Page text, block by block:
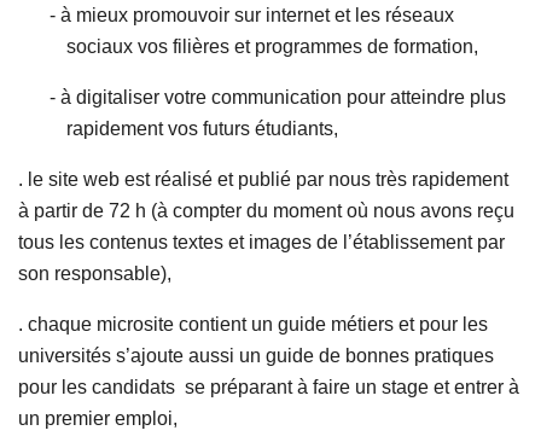
- à mieux promouvoir sur internet et les réseaux
sociaux vos filières et programmes de formation,
- à digitaliser votre communication pour atteindre plus
rapidement vos futurs étudiants,
. le site web est réalisé et publié par nous très rapidement
à partir de 72 h (à compter du moment où nous avons reçu
tous les contenus textes et images de l’établissement par
son responsable),
. chaque microsite contient un guide métiers et pour les
universités s’ajoute aussi un guide de bonnes pratiques
pour les candidats se préparant à faire un stage et entrer à
un premier emploi,